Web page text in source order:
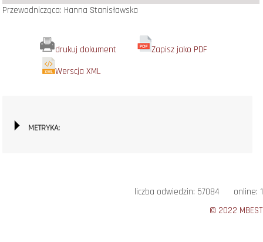
Przewodnicząca: Hanna Stanisławska
drukuj dokument
Zapisz jako PDF
Werscja XML
METRYKA:
liczba odwiedzin: 57084 online: 1
© 2022 MBEST